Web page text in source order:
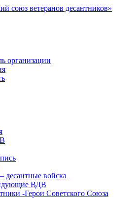
организации
войска
ВДВ
-Герои Советского Союза